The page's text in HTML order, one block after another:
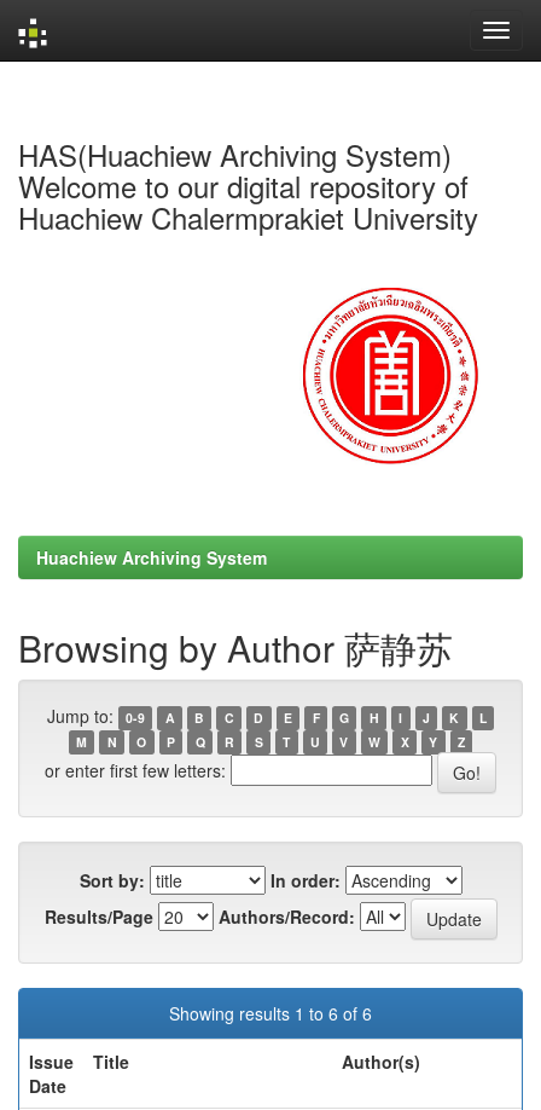
HAS(Huachiew Archiving System)
Welcome to our digital repository of
Huachiew Chalermprakiet University
Huachiew Archiving System
Browsing by Author 萨静苏
Jump to: 0-9 A B C D E F G H I J K
L
M
N O P Q R S T U V W X Y Z
or enter first few letters:
Sort by:
In order:
Results/Page
Authors/Record:
Showing results 1 to 6 of 6
Issue
Date
Title Author(s)